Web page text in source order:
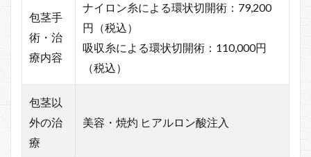
包茎手
術・治
療内容
ナイロン糸による環状切開術：79,200
円（税込）
吸収糸による環状切開術：110,000円
（税込）
包茎以
外の治
療
美容・焼灼 ヒアルロン酸注入